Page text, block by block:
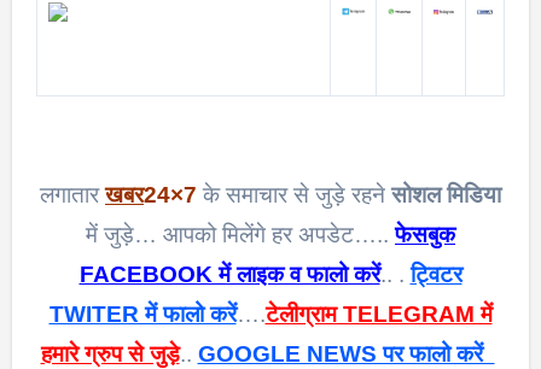
लगातारखबर24×7 के समाचार से जुड़े रहनेसोशल मिडिया
में जुड़े… आपको मिलेंगे हर अपडेट…..फेसबुक
FACEBOOK में लाइक व फालो करें.. .ट्विटर
TWITER में फालो करें….टेलीग्राम TELEGRAM में
हमारे ग्रुप से जुड़े.. GOOGLE NEWS पर फालो करें